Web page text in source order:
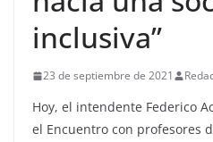
inclusiva”
23 de septiembre de 2021
Hoy, el intendente Federico
el Encuentro con profesores